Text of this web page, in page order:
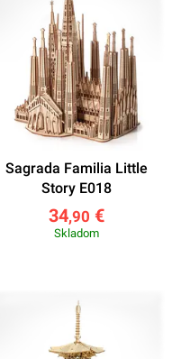
Sagrada Familia Little
Story E018
34,90 €
Skladom